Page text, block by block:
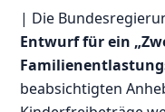
| Die
Entwurf für ein
beabsichtigten